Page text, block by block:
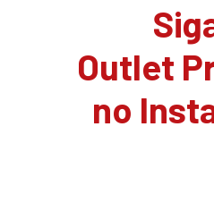
Outlet
no